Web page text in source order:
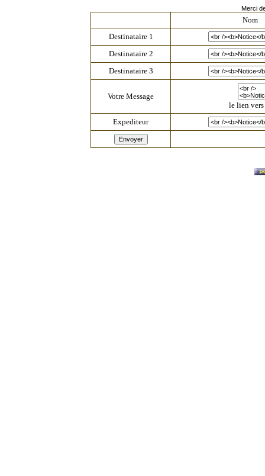
Merci
Nom
Destinataire 1
Destinataire 2
Destinataire 3
Votre Message
le lien
Expediteur